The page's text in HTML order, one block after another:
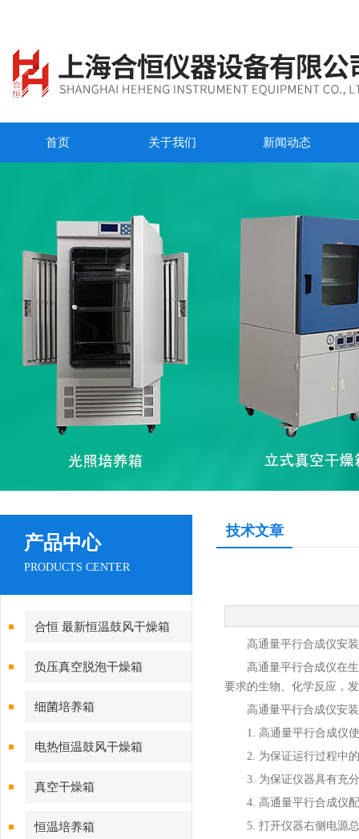
首页 关于我们 新闻动态
产品中心
PRODUCTS CENTER
合恒 最新恒温鼓风干燥箱
负压真空脱泡干燥箱
细菌培养箱
电热恒温鼓风干燥箱
真空干燥箱
恒温培养箱
技术文章
高通量平行合成仪安装
高通量平行合成仪在
要求的生物、化学反应，
高通量平行合成仪安装
1. 高通量平行合成仪
2. 为保证运行过程中
3. 为保证仪器具有充
4. 高通量平行合成仪
5. 打开仪器右侧电源